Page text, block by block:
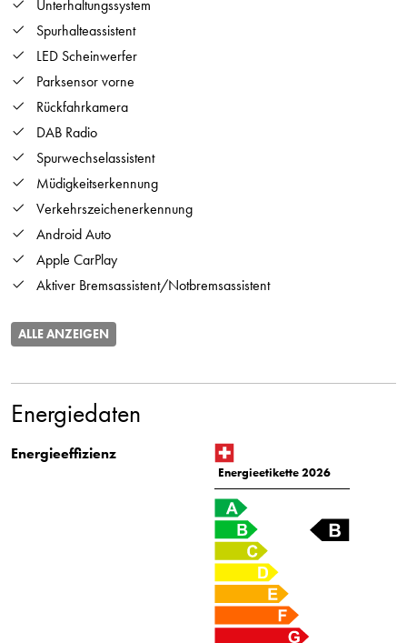
Unterhaltungssystem
Spurhalteassistent
LED Scheinwerfer
Parksensor vorne
Rückfahrkamera
DAB Radio
Spurwechselassistent
Müdigkeitserkennung
Verkehrszeichenerkennung
Android Auto
Apple CarPlay
Aktiver Bremsassistent/Notbremsassistent
ALLE ANZEIGEN
Energiedaten
Energieeffizienz
Energieetikette 2026